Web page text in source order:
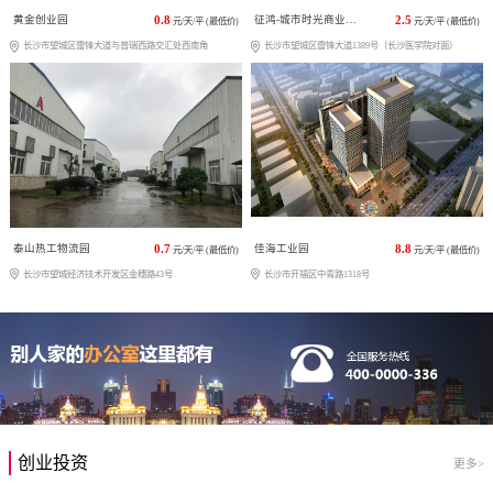
黄金创业园 0.8 元/天/平 (最低价)
长沙市望城区雷锋大道与普瑞西路交汇处西南角
征鸿-城市时光商业广场 2.5 元/天/平 (最低价)
长沙市望城区雷锋大道1389号（长沙医学院对面）
泰山热工物流园 0.7 元/天/平 (最低价)
长沙市望城经济技术开发区金穗路43号
佳海工业园 8.8 元/天/平 (最低价)
长沙市开福区中青路1318号
创业投资 更多>